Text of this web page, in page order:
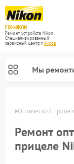
FIX-NIKON
Ремонт устройств Nikon
Специализированный
cервисный центр г.Киров
Мы
Оптический
Ремонт
прицеле